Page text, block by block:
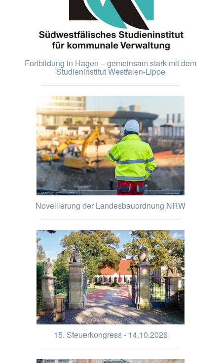
Fortbildung in Hagen – gemeinsam stark mit dem
Studieninstitut Westfalen-Lippe
Novellierung der Landesbauordnung NRW
15. Steuerkongress - 14.10.2026